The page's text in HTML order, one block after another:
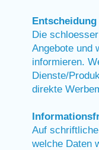
Die
Angebote und
informieren.
Dienste/
direkte
Auf
welche Daten